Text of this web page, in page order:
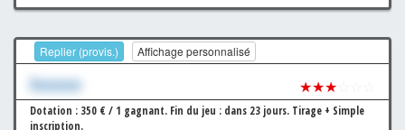
Replier (provis.) Affichage personnalisé
Xxxxxxx ★★★
Dotation : 350 € / 1 gagnant. Fin du jeu : dans 23 jours. Tirage + Simple
inscription.